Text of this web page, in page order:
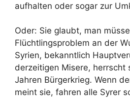
aufhalten oder sogar zur
Oder: Sie glaubt, man
Flüchtlingsproblem an der
Syrien, bekanntlich
derzeitigen Misere, herrscht
Jahren Bürgerkrieg. Wenn
meint sie, fahren alle Syrer